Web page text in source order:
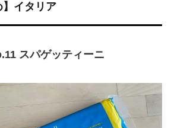
】イタリア
スパゲッティーニ